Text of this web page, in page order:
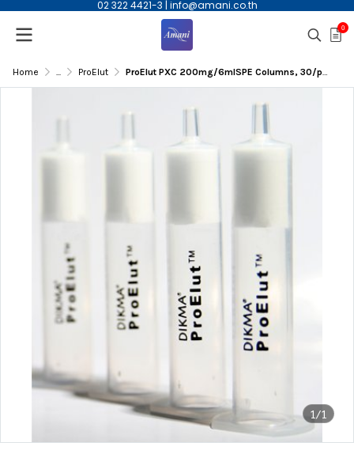
02 322 4421-3 | info@amani.co.th
0
Home ... ProElut ProElut PXC 200mg/6mlSPE Columns, 30/pkg
1/1